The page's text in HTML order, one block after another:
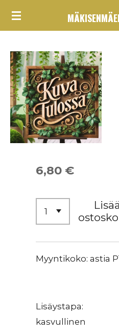
Siirry
6,80 €
Lisää
Myyntikoko: astia
Lisäystapa:
kasvullinen